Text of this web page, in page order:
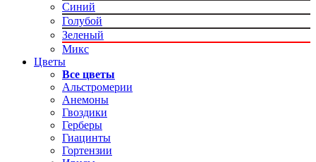
Синий
Голубой
Зеленый
Микс
Цветы
Все цветы
Альстромерии
Анемоны
Гвоздики
Герберы
Гиацинты
Гортензии